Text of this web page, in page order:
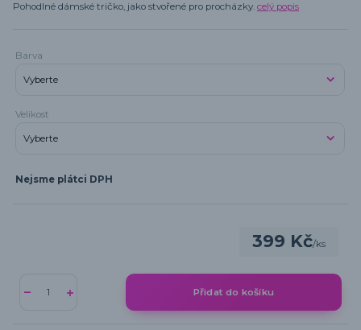
Pohodlné dámské tričko, jako stvořené pro procházky. celý popis
Barva
Velikost
Nejsme plátci DPH
399 Kč/ks
Přidat do košíku